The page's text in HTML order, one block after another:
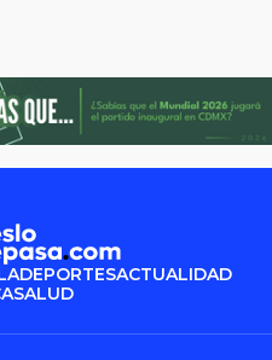
DEPORTESACTUALIDAD
SALUD